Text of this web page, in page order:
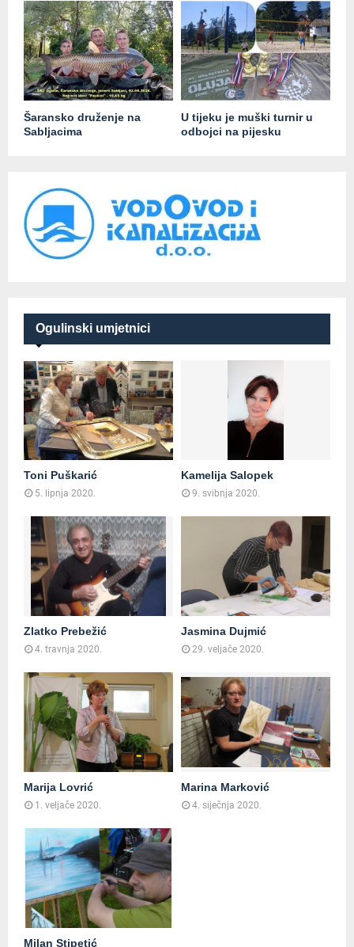
Šaransko druženje na
Sabljacima
U tijeku je muški turnir u
odbojci na pijesku
Ogulinski umjetnici
Toni Puškarić
5. lipnja 2020.
Kamelija Salopek
9. svibnja 2020.
Zlatko Prebežić
4. travnja 2020.
Jasmina Dujmić
29. veljače 2020.
Marija Lovrić
1. veljače 2020.
Marina Marković
4. siječnja 2020.
Milan Stipetić